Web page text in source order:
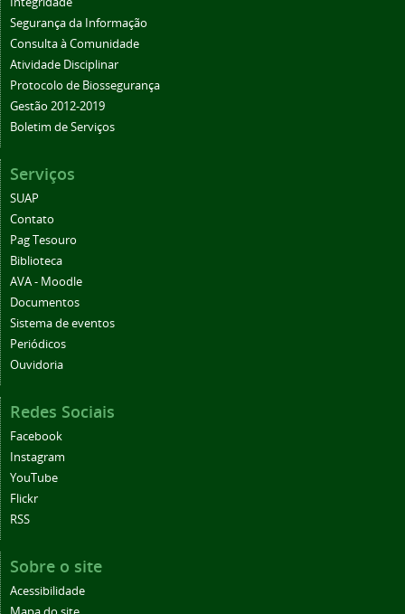
Segurança da Informação
Consulta à Comunidade
Atividade Disciplinar
Protocolo de Biossegurança
Gestão 2012-2019
Boletim de Serviços
Serviços
SUAP
Contato
Pag Tesouro
Biblioteca
AVA - Moodle
Documentos
Sistema de eventos
Periódicos
Ouvidoria
Redes Sociais
Facebook
Instagram
YouTube
Flickr
RSS
Sobre o site
Acessibilidade